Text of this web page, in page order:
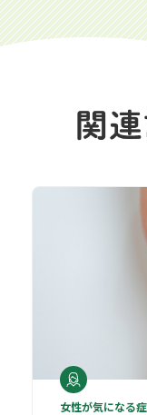
子宮筋腫とは？種
女性が気になる